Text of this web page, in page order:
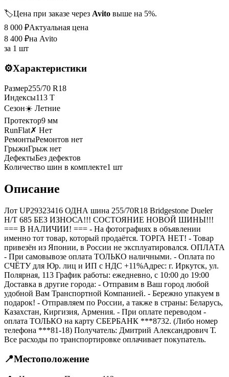
🏷️Цена при заказе через Avito выше на 5%.
8 000 ₽Актуальная цена
8 400 ₽на Avito
за 1 шт
⚙️Характеристики
Размер255/70 R18
Индексы113 T
Сезон☀️ Летние
Протектор9 мм
RunFlat✗ Нет
РемонтыРемонтов нет
ГрыжиГрыж нет
ДефектыБез дефектов
Количество шин в комплекте1 шт
Описание
Лот UP29323416 ОДНА шина 255/70R18 Bridgestone Dueler
H/T 685 БЕЗ ИЗНОСА!!! СОСТОЯНИЕ НОВОЙ ШИНЫ!!!
=== B НАЛИЧИИ! === - На фотографиях в объявлении
именно тот товар, который продаётся. ТОРГА НЕТ! - Товар
привезён из Японии, в России не эксплуатировался. ОПЛАТА
- При самовывозе оплата ТОЛЬКО наличными. - Оплата по
СЧЁТУ для Юр. лиц и ИП с НДС +11%Адрес: г. Иркутск, ул.
Полярная, 113 График работы: ежедневно, с 10:00 до 19:00
Доставка в другие города: - Отправим в Ваш город любой
удобной Вам Транспортной Компанией. - Бережно упакуем в
подарок! - Отправляем по России, а также в страны: Беларусь,
Казахстан, Киргизия, Армения. - При оплате переводом -
оплата ТОЛЬКО на карту СБЕРБАНК ***8732. (Либо номер
телефона ***81-18) Получатель: Дмитрий Александрович Т.
Все расходы по транспортировке оплачивает покупатель.
📍Местоположение